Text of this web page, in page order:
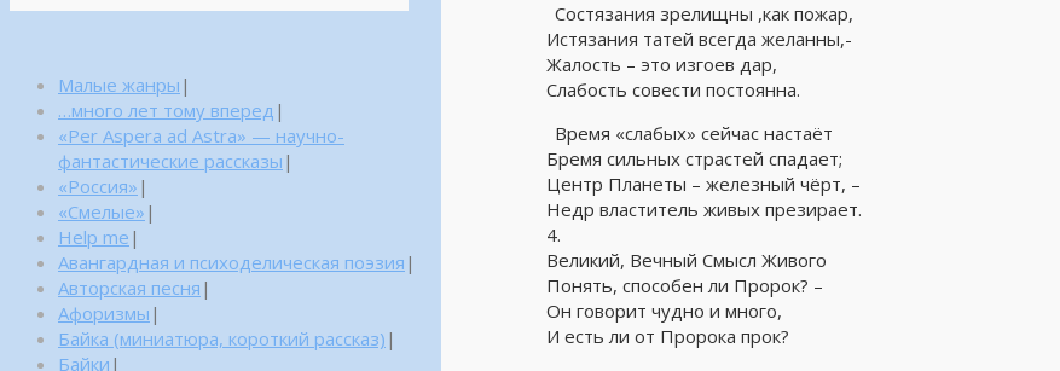
Состязания зрелищны ,как пожар,
Истязания татей всегда желанны,-
Жалость – это изгоев дар,
Слабость совести постоянна.
Время «слабых» сейчас настаёт
Бремя сильных страстей спадает;
Центр Планеты – железный чёрт, –
Недр властитель живых презирает.
4.
Великий, Вечный Смысл Живого
Понять, способен ли Пророк? –
Он говорит чудно и много,
И есть ли от Пророка прок?
Малые жанры |
…много лет тому вперед |
«Per Aspera ad Astra» — научно-
фантастические рассказы |
«Россия» |
«Смелые» |
Help me |
Авангардная и психоделическая поэзия |
Авторская песня |
Афоризмы |
Байка (миниатюра, короткий рассказ) |
Байки |